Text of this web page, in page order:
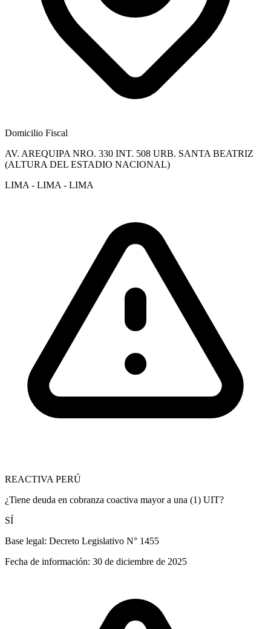
Domicilio Fiscal
AV. AREQUIPA NRO. 330 INT. 508 URB. SANTA BEATRIZ
(ALTURA DEL ESTADIO NACIONAL)
LIMA - LIMA - LIMA
REACTIVA PERÚ
¿Tiene deuda en cobranza coactiva mayor a una (1) UIT?
SÍ
Base legal: Decreto Legislativo N° 1455
Fecha de información: 30 de diciembre de 2025